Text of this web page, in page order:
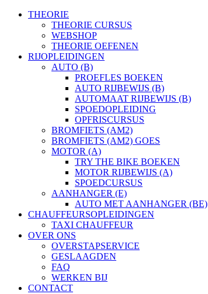
THEORIE
THEORIE CURSUS
WEBSHOP
THEORIE OEFENEN
RIJOPLEIDINGEN
AUTO (B)
PROEFLES BOEKEN
AUTO RIJBEWIJS (B)
AUTOMAAT RIJBEWIJS (B)
SPOEDOPLEIDING
OPFRISCURSUS
BROMFIETS (AM2)
BROMFIETS (AM2) GOES
MOTOR (A)
TRY THE BIKE BOEKEN
MOTOR RIJBEWIJS (A)
SPOEDCURSUS
AANHANGER (E)
AUTO MET AANHANGER (BE)
CHAUFFEURSOPLEIDINGEN
TAXI CHAUFFEUR
OVER ONS
OVERSTAPSERVICE
GESLAAGDEN
FAQ
WERKEN BIJ
CONTACT